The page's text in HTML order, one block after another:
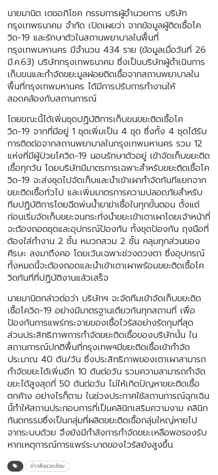
นายมานิต เตชอภิโชค กรรมการผู้อำนวยการ บริษัท
กรุงเทพธนาคม จำกัด เปิดเผยว่า จากข้อมูลผู้ติดเชื้อโค
วิด-19 และรักษาตัวในสถานพยาบาลในพื้นที่
กรุงเทพมหานคร มีจำนวน 434 ราย (ข้อมูลเมื่อวันที่ 26
มี.ค.63) บริษัทกรุงเทพธนาคม ซึ่งเป็นบริษัทผู้ดำเนินการ
เก็บขนและกำจัดขยะมูลฝอยติดเชื้อจากสถานพยาบาลใน
พื้นที่กรุงเทพมหานคร ได้มีการปรับการทำงานให้
สอดคล้องกับสถานการณ์
โดยขณะนี้ได้เพิ่มชุดปฏิบัติการเก็บขนขยะติดเชื้อโค
วิด-19 จากที่มีอยู่ 1 ชุดเพิ่มเป็น 4 ชุด ซึ่งทั้ง 4 ชุดได้รับ
การติดต่อจากสถานพยาบาลในกรุงเทพมหานคร รวม 12
แห่งที่มีผู้ป่วยโควิด-19 นอนรักษาตัวอยู่ เข้าจัดเก็บขยะติด
เชื้อทุกวัน โดยบริษัทมีมาตรการเฉพาะสำหรับขยะติดเชื้อโค
วิด-19 จะส่งชุดไปจัดเก็บและนำเข้าเผากำจัดทันทีแยกจาก
ขยะติดเชื้อทั่วไป และเพิ่มมาตรการความปลอดภัยสำหรับ
ทีมปฏิบัติการโดยฉีดพ่นน้ำยาฆ่าเชื้อในทุกขั้นตอน ตั้งแต่
ก่อนเริ่มจัดเก็บขยะจนกระทั่งนำขยะเข้าเตาเผาโดยเจ้าหน้าที่
จะต้องถอดชุดและอุปกรณ์ป้องกัน ทั้งชุดป้องกัน ถุงมือที่
ต้องใส่ทำงาน 2 ชั้น หมวกสวม 2 ชั้น คลุมทุกส่วนของ
ศีรษะ ลงมาถึงคอ โดยเว้นเฉพาะช่วงดวงตา ซึ่งอุปกรณ์
ทั้งหมดนี้จะต้องถอดและนำเข้าเตาเผาพร้อมขยะติดเชื้อโค
วิดทันทีที่ปฏิบัติงานแล้วเสร็จ
นายมานิตกล่าวต่อว่า บริษัทฯ จะจัดทีมเข้าจัดเก็บขยะติด
เชื้อโควิด-19 อย่างมีมาตรฐานเดียวกันทุกสถานที่ เพื่อ
ป้องกันการแพร่กระจายของเชื้อไวรัสอย่างรัดกุมที่สุด
ส่วนประสิทธิภาพการกำจัดขยะติดเชื้อของบริษัทนั้น ใน
สถานการณ์ปกติพื้นที่กรุงเทพฯมีขยะติดเชื้อเข้ากำจัด
ประมาณ 40 ตัน/วัน ซึ่งประสิทธิภาพของเตาเผาสามารถ
กำจัดขยะได้เพิ่มอีก 10 ตันต่อวัน รวมความสามารถกำจัด
ขยะได้สูงสุดที่ 50 ตันต่อวัน ไม่ให้เกิดปัญหาขยะติดเชื้อ
ตกค้าง อย่างไรก็ตาม ในช่วงประกาศใช้สถานการณ์ฉุกเฉิน
นี้ทำให้สถานประกอบการที่เป็นคลินิกเสริมความงาม คลินิก
ทันตกรรมซึ่งเป็นกลุ่มที่ผลิตขยะติดเชื้อกลุ่มใหญ่หายไป
จากระบบด้วย จึงยังมีกำลังการกำจัดขยะเหลือพอรองรับ
หากเหตุการณ์การแพร่ระบาดของไวรัสยังสูงขึ้น.
ข่าวสิ่งแวดล้อม